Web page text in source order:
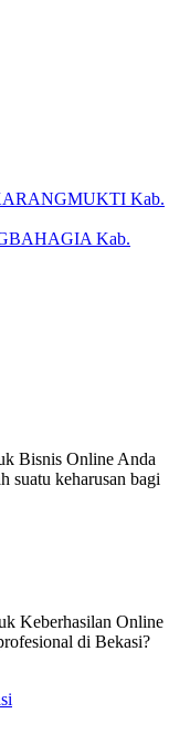
Kab.
Kab.
Bisnis Online Anda
suatu keharusan bagi
Keberhasilan Online
di Bekasi?